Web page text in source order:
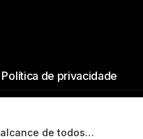
Política de privacidade
no Teatro Amazonas